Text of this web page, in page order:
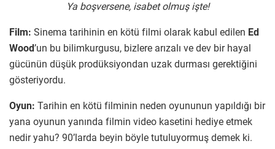
Ya boşversene, isabet olmuş işte!
Film: Sinema tarihinin en kötü filmi olarak kabul edilen Ed
Wood’un bu bilimkurgusu, bizlere arızalı ve dev bir hayal
gücünün düşük prodüksiyondan uzak durması gerektiğini
gösteriyordu.
Oyun: Tarihin en kötü filminin neden oyununun yapıldığı bir
yana oyunun yanında filmin video kasetini hediye etmek
nedir yahu? 90’larda beyin böyle tutuluyormuş demek ki.